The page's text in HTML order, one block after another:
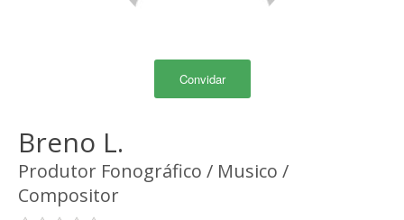
Convidar
Breno L.
Produtor Fonográfico / Musico /
Compositor